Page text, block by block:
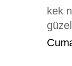
kek